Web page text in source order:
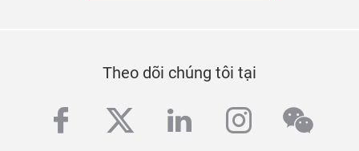
Theo dõi chúng tôi tại
facebook
twitterlinkedin